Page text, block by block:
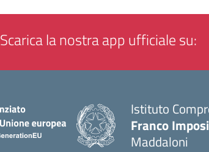
Scarica la nostra app ufficiale su:
Istituto
Franco
Maddaloni